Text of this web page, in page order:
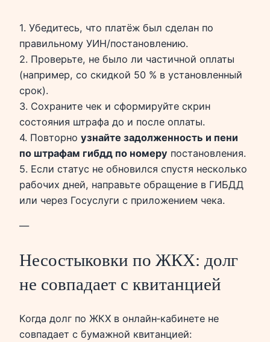
1. Убедитесь, что платёж был сделан по
правильному УИН/постановлению.
2. Проверьте, не было ли частичной оплаты
(например, со скидкой 50 % в установленный
срок).
3. Сохраните чек и сформируйте скрин
состояния штрафа до и после оплаты.
4. Повторно узнайте задолженность и пени
по штрафам гибдд по номеру постановления.
5. Если статус не обновился спустя несколько
рабочих дней, направьте обращение в ГИБДД
или через Госуслуги с приложением чека.
—
Несостыковки по ЖКХ: долг
не совпадает с квитанцией
Когда долг по ЖКХ в онлайн‑кабинете не
совпадает с бумажной квитанцией: